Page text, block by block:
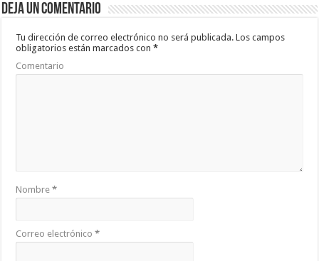
Deja un comentario
Tu dirección de correo electrónico no será publicada. Los campos
obligatorios están marcados con*
Comentario
Nombre*
Correo electrónico*